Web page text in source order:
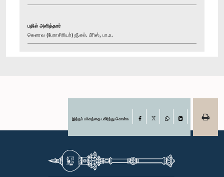
பதில் அளித்தார்
கௌரவ (பேராசிரியர்) ஜீ.எல். பீரிஸ், பா.உ.
இந்தப் பக்கத்தை பகிர்ந்து கொள்க Facebook